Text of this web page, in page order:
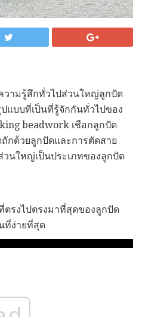
วามรู้สึกทั่วไปส่วนใหญ่ลูกปัด
แบบที่เป็นที่รู้จักกันทั่วไปของ
beadwork เชือกลูกปัด
กด้วยลูกปัดและการตัดสาย
นใหญ่เป็นประเภทของลูกปัด
รงไปตรงมาที่สุดของลูกปัด
ที่ง่ายที่สุด